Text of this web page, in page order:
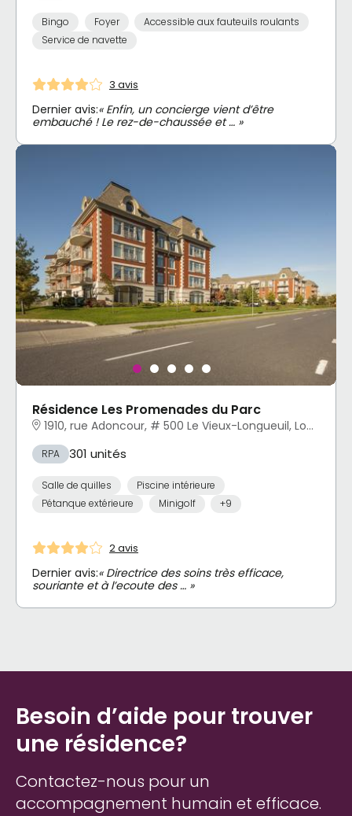
Bingo Foyer
Accessible aux fauteuils roulants
Service de navette
3 avis
Dernier avis:« Enfin, un concierge vient d’être
embauché ! Le rez-de-chaussée et … »
Résidence Les Promenades du Parc
1910, rue Adoncour, # 500 Le Vieux-Longueuil, Longueuil, QC
RPA 301 unités
Salle de quilles
Piscine intérieure
Pétanque extérieure
Minigolf +9
2 avis
Dernier avis:« Directrice des soins très efficace,
souriante et à l’ecoute des … »
Besoin d’aide pour trouver
une résidence?
Contactez-nous pour un
accompagnement humain et efficace.